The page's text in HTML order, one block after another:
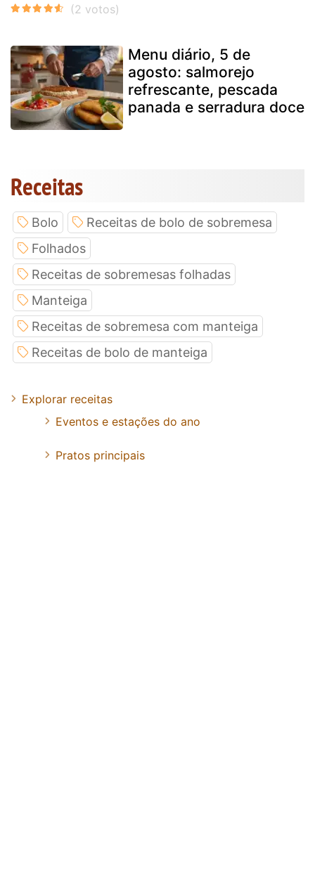
Menu diário, 5 de
agosto: salmorejo
refrescante, pescada
panada e serradura doce
Receitas
Bolo
Receitas de bolo de sobremesa
Folhados
Receitas de sobremesas folhadas
Manteiga
Receitas de sobremesa com manteiga
Receitas de bolo de manteiga
Explorar receitas
Eventos e estações do ano
Pratos principais